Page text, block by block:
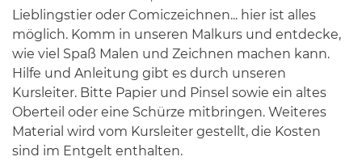
Lieblingstier oder Comiczeichnen... hier ist alles
möglich. Komm in unseren Malkurs und entdecke,
wie viel Spaß Malen und Zeichnen machen kann.
Hilfe und Anleitung gibt es durch unseren
Kursleiter. Bitte Papier und Pinsel sowie ein altes
Oberteil oder eine Schürze mitbringen. Weiteres
Material wird vom Kursleiter gestellt, die Kosten
sind im Entgelt enthalten.